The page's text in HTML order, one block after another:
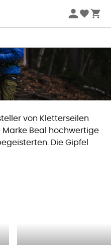
von Kletterseilen
Beal hochwertige
Die Gipfel